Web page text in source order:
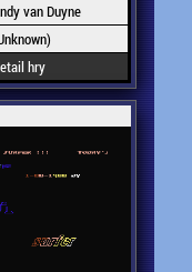
van Duyne
hry